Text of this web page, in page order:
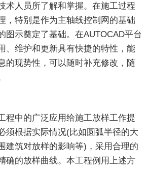
术人员所了解和掌握。在施工过程
，特别是作为主轴线控制网的基础
图示奠定了基础。在AUTOCAD平台
、维护和更新具有快捷的特性，能
的现势性，可以随时补充修改，随
中的广泛应用给施工放样工作提
须根据实际情况(比如圆弧半径的大
建筑对放样的影响等)，采用合理的
确的放样曲线。本工程例用上述方